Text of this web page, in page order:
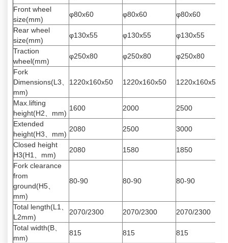
Front wheel
size(mm)
φ80x60 φ80x60
φ80x60
Rear wheel
size(mm)
φ130x55 φ130x55
φ130x55
Traction
wheel(mm)
φ250x80 φ250x80
φ250x80
Fork
Dimensions(L3、
mm)
1220x160x50 1220x160x50 1220x160x50
Max.lifting
height(H2、mm)
1600 2000
2500
Extended
height(H3、mm)
2080 2500
3000
Closed height
H3(H1、mm)
2080 1580
1850
Fork clearance
from
ground(H5、
mm)
80-90 80-90 80-90
Total length(L1、
L2mm)
2070/2300 2070/2300
2070/2300
Total width(B、
mm)
815 815
815